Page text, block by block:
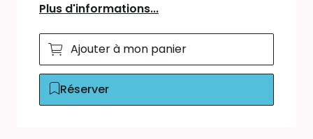
Plus d'informations...
Ajouter à mon panier
Réserver